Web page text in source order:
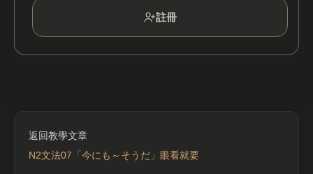
註冊
N2文法07「今にも～そうだ」眼看就要